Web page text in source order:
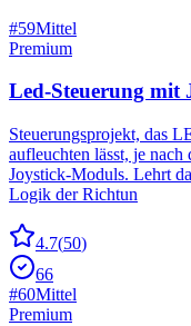
#59Mittel
Premium
Led-Steuerung mit
Steuerungsprojekt, das
aufleuchten lässt, je
Joystick-Moduls. Lehrt
Logik der Richtun
4.7(50)
66
#60Mittel
Premium